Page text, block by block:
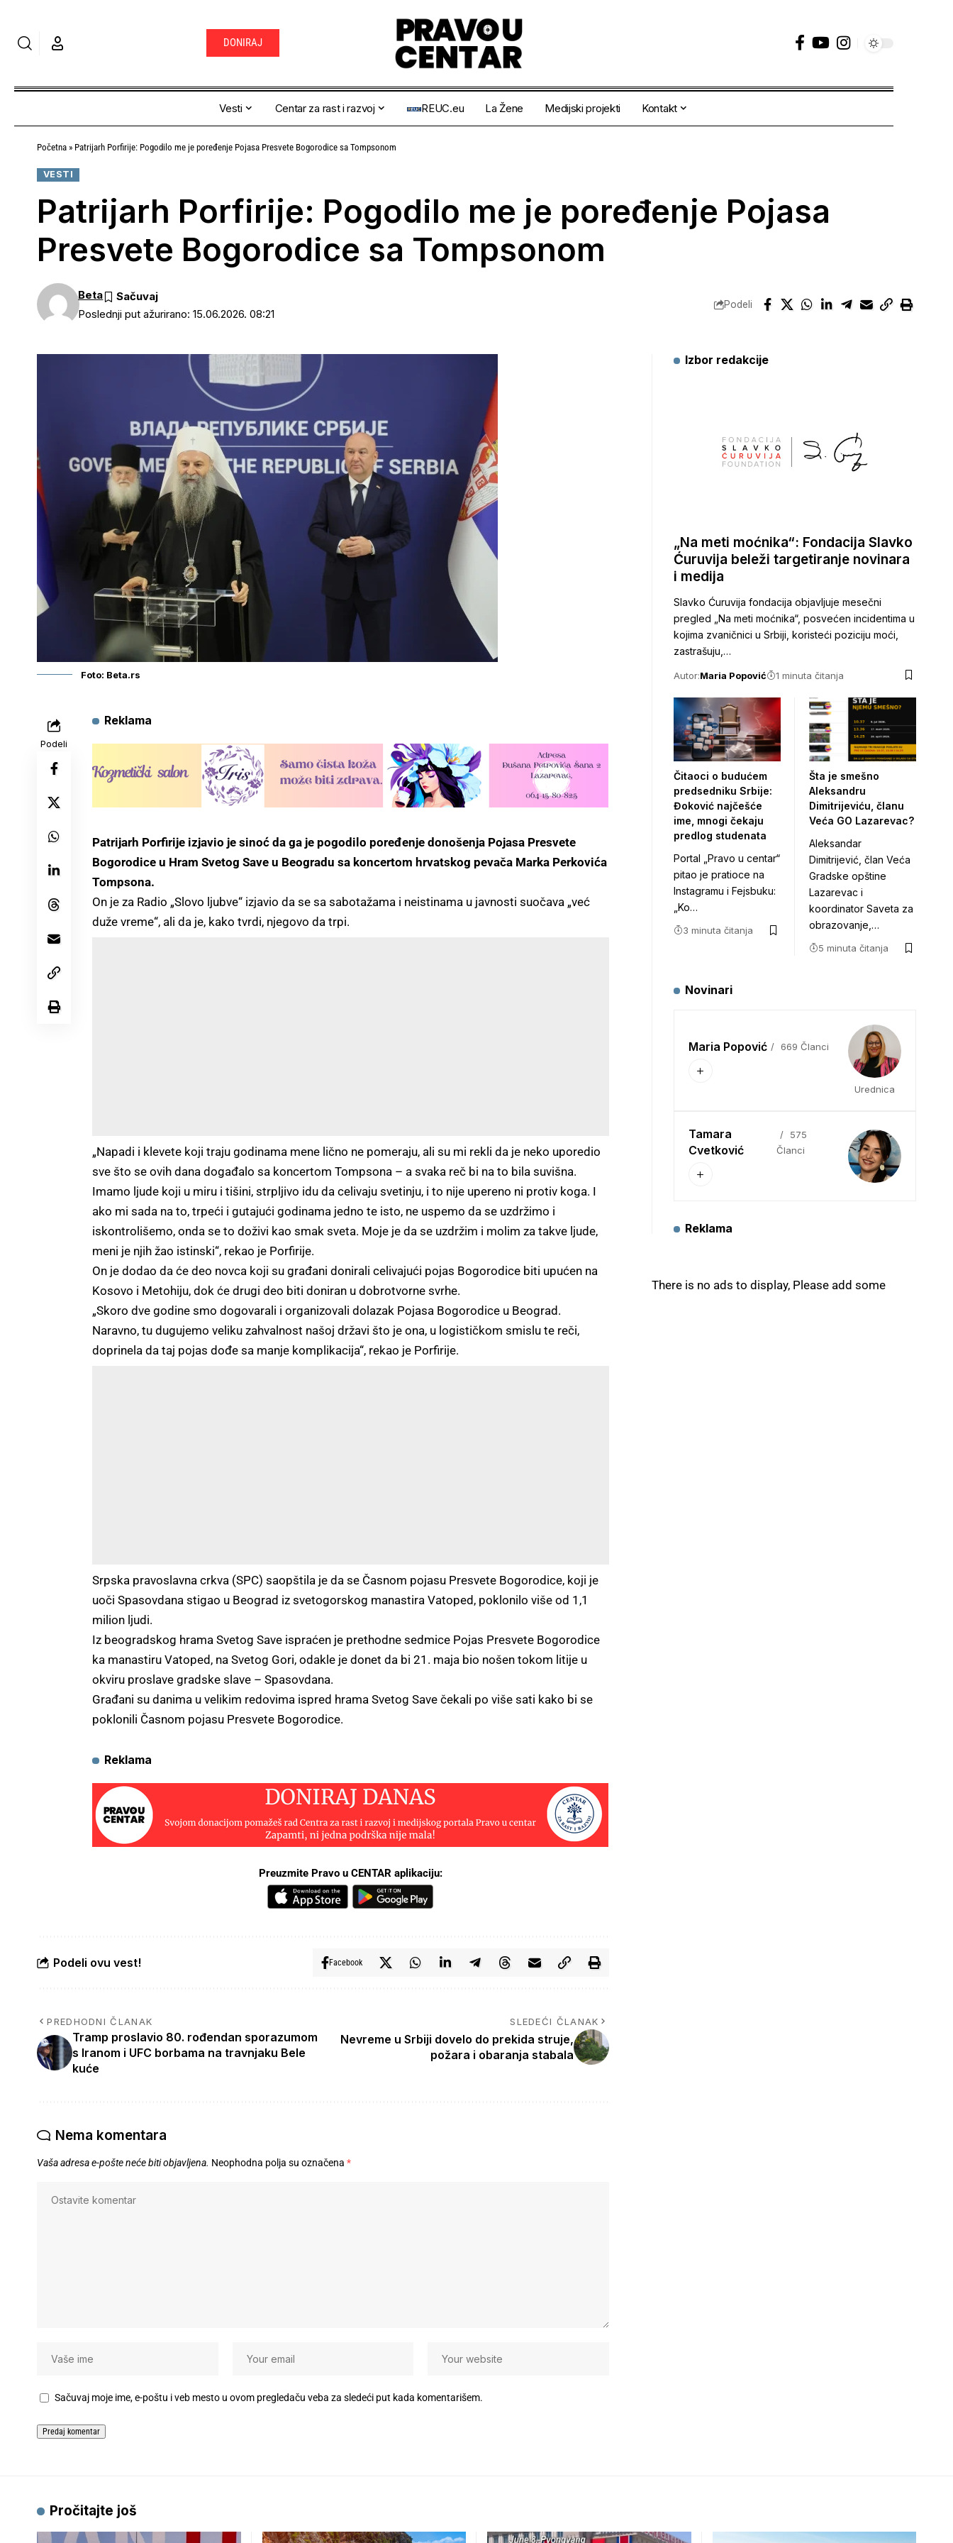
DONIRAJ
Vesti Centar za rast i razvoj REUC.eu La Žene Medijski projekti Kontakt
Početna » Patrijarh Porfirije: Pogodilo me je poređenje Pojasa Presvete Bogorodice sa Tompsonom
VESTI
Patrijarh Porfirije: Pogodilo me je poređenje Pojasa
Presvete Bogorodice sa Tompsonom
Poslednji put ažurirano: 15.06.2026. 08:21
Beta
Podeli
Foto: Beta.rs
Podeli
Reklama
Patrijarh Porfirije izjavio je sinoć da ga je pogodilo poređenje donošenja Pojasa Presvete
Bogorodice u Hram Svetog Save u Beogradu sa koncertom hrvatskog pevača Marka Perkovića
Tompsona.
On je za Radio „Slovo ljubve“ izjavio da se sa sabotažama i neistinama u javnosti suočava „već
duže vreme“, ali da je, kako tvrdi, njegovo da trpi.
„Napadi i klevete koji traju godinama mene lično ne pomeraju, ali su mi rekli da je neko uporedio
sve što se ovih dana događalo sa koncertom Tompsona – a svaka reč bi na to bila suvišna.
Imamo ljude koji u miru i tišini, strpljivo idu da celivaju svetinju, i to nije upereno ni protiv koga. I
ako mi sada na to, trpeći i gutajući godinama jedno te isto, ne uspemo da se uzdržimo i
iskontrolišemo, onda se to doživi kao smak sveta. Moje je da se uzdržim i molim za takve ljude,
meni je njih žao istinski“, rekao je Porfirije.
On je dodao da će deo novca koji su građani donirali celivajući pojas Bogorodice biti upućen na
Kosovo i Metohiju, dok će drugi deo biti doniran u dobrotvorne svrhe.
„Skoro dve godine smo dogovarali i organizovali dolazak Pojasa Bogorodice u Beograd.
Naravno, tu dugujemo veliku zahvalnost našoj državi što je ona, u logističkom smislu te reči,
doprinela da taj pojas dođe sa manje komplikacija“, rekao je Porfirije.
Srpska pravoslavna crkva (SPC) saopštila je da se Časnom pojasu Presvete Bogorodice, koji je
uoči Spasovdana stigao u Beograd iz svetogorskog manastira Vatoped, poklonilo više od 1,1
milion ljudi.
Iz beogradskog hrama Svetog Save ispraćen je prethodne sedmice Pojas Presvete Bogorodice
ka manastiru Vatoped, na Svetog Gori, odakle je donet da bi 21. maja bio nošen tokom litije u
okviru proslave gradske slave – Spasovdana.
Građani su danima u velikim redovima ispred hrama Svetog Save čekali po više sati kako bi se
poklonili Časnom pojasu Presvete Bogorodice.
Reklama
Preuzmite Pravo u CENTAR aplikaciju:
Podeli ovu vest! Facebook
PREDHODNI ČLANAK
Tramp proslavio 80. rođendan sporazumom
s Iranom i UFC borbama na travnjaku Bele
kuće
SLEDEĆI ČLANAK
Nevreme u Srbiji dovelo do prekida struje,
požara i obaranja stabala
Nema komentara
Vaša adresa e-pošte neće biti objavljena. Neophodna polja su označena *
Sačuvaj moje ime, e-poštu i veb mesto u ovom pregledaču veba za sledeći put kada komentarišem.
Izbor redakcije
„Na meti moćnika“: Fondacija Slavko
Ćuruvija beleži targetiranje novinara
i medija
Slavko Ćuruvija fondacija objavljuje mesečni
pregled „Na meti moćnika“, posvećen incidentima u
kojima zvaničnici u Srbiji, koristeći poziciju moći,
zastrašuju,…
Autor:Maria Popović 1 minuta čitanja
Čitaoci o budućem
predsedniku Srbije:
Đoković najčešće
ime, mnogi čekaju
predlog studenata
Portal „Pravo u centar“
pitao je pratioce na
Instagramu i Fejsbuku:
„Ko…
3 minuta čitanja
Šta je smešno
Aleksandru
Dimitrijeviću, članu
Veća GO Lazarevac?
Aleksandar
Dimitrijević, član Veća
Gradske opštine
Lazarevac i
koordinator Saveta za
obrazovanje,…
5 minuta čitanja
Novinari
Maria Popović 669 Članci
Urednica
Tamara
Cvetković
575
Članci
Reklama
There is no ads to display, Please add some
Pročitajte još